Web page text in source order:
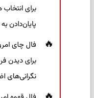
برای
پایان‌دادن
برای دیدن
نگرانی‌های